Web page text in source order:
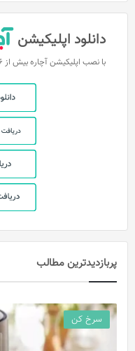
دانلود اپلیکیشن
با نصب اپلیکیشن آچاره بیش از 256 خدمت مورد نیاز در جیب شماست.
پربازدیدترین مطالب
سرخ کن